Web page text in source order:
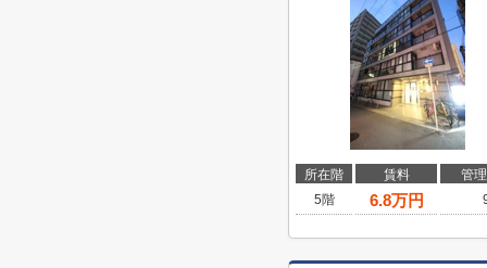
所在階 賃料
管
5階
6.8万円